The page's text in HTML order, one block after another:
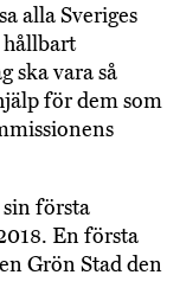
alla Sveriges
ska vara så
för dem som
första
En första
Grön Stad den